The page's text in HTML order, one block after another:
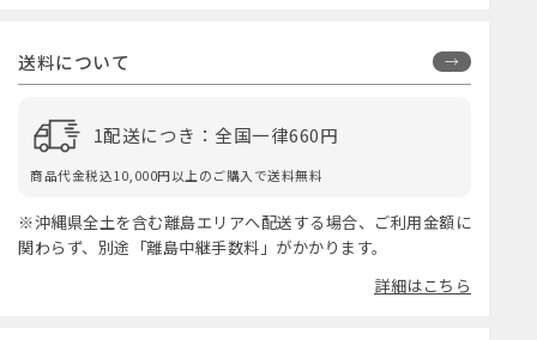
送料について
1配送につき：全国一律660円
商品代金税込10,000円以上のご購入で送料無料
※沖縄県全土を含む離島エリアへ配送する場合、ご利用金額に
関わらず、別途「離島中継手数料」がかかります。
詳細はこちら